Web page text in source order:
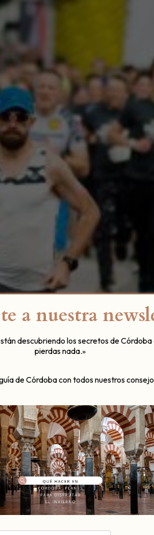
calando entre todos nosotros el hecho
a nuestra
descubriendo los secretos de
pierdas nada.»
de Córdoba con todos nuestros